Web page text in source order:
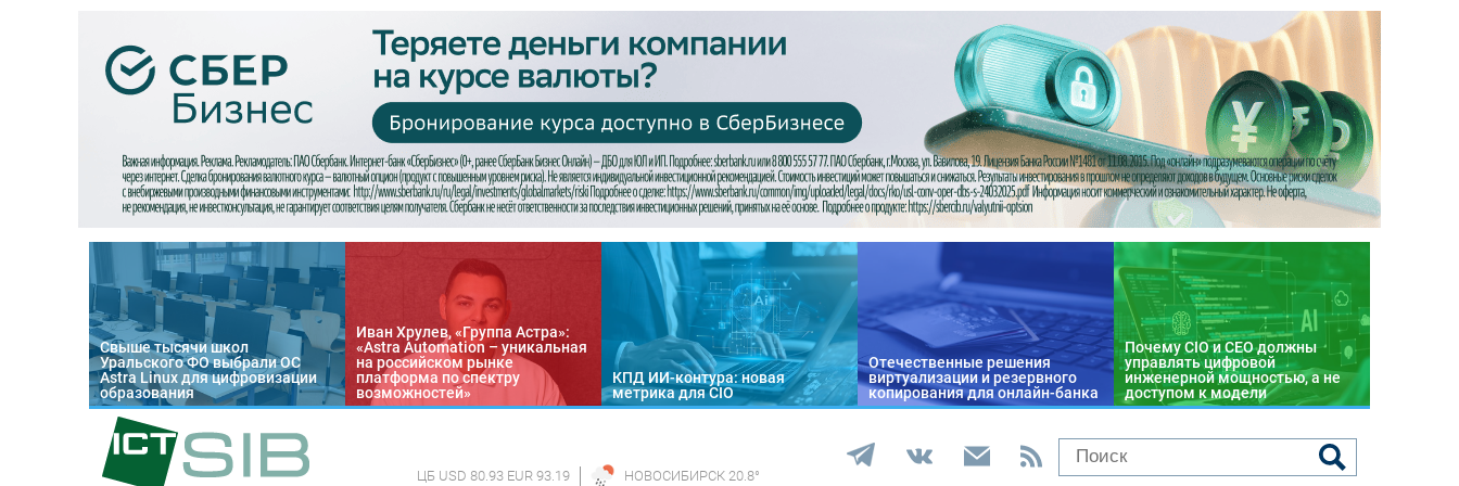
Свыше тысячи школ
Уральского ФО выбрали ОС
Astra Linux для цифровизации
образования
Иван Хрулев, «Группа Астра»:
«Astra Automation – уникальная
на российском рынке
платформа по спектру
возможностей»
КПД ИИ-контура: новая
метрика для CIO
Отечественные решения
виртуализации и резервного
копирования для онлайн-банка
Почему CIO и CEO должны
управлять цифровой
инженерной мощностью, а не
доступом к модели
ЦБ USD 80.93 EUR 93.19 НОВОСИБИРСК 20.8°